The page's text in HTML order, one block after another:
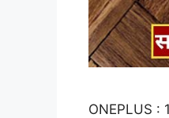
ONEPLUS :